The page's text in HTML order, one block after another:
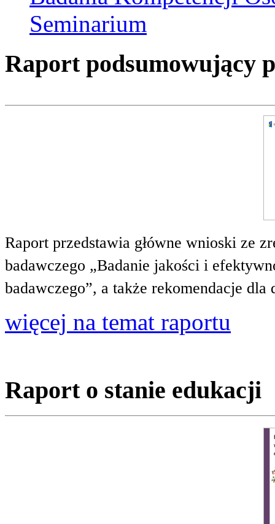
Seminarium
Raport podsumowujący
Raport przedstawia główne wnioski ze
badawczego „Badanie jakości i
badawczego”, a także rekomendacje
więcej na temat raportu
Raport o stanie edukacji